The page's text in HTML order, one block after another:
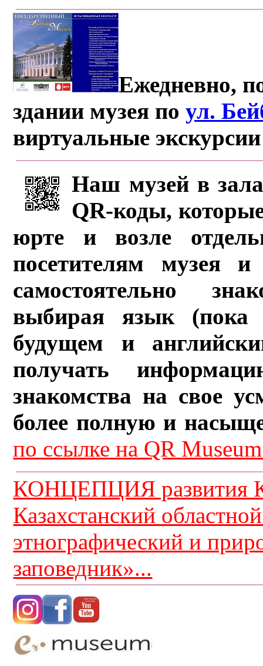
Ежедневно,
здании музея поул.
виртуальные
Наш музей в
QR-коды,
юрте и возле
посетителям музея и
самостоятельно
выбирая язык (пока
будущем и
получать
знакомства на свое
более полную и
по ссылке на QR
КОНЦЕПЦИЯ развития
Казахстанский
этнографический и
заповедник»...